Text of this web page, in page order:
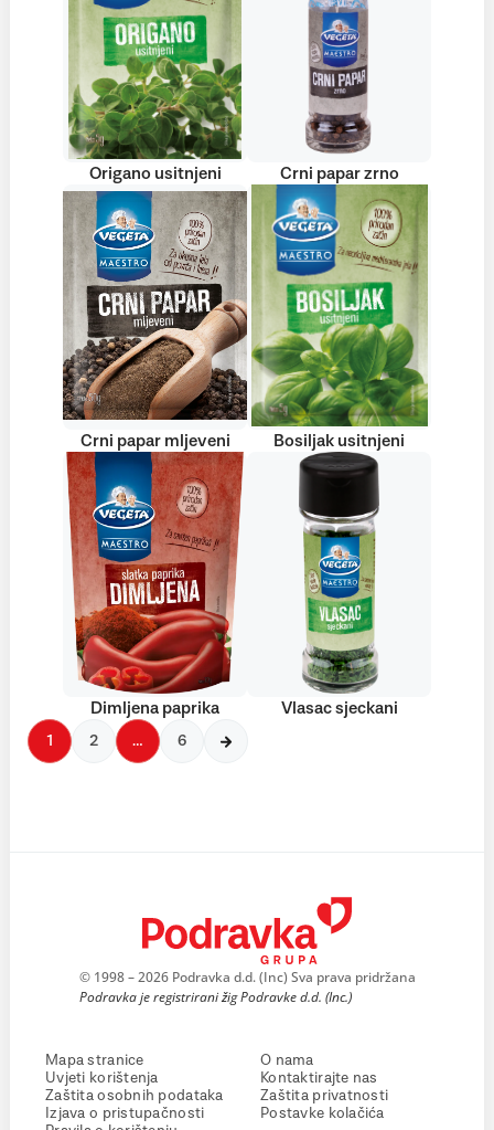
Origano usitnjeni Crni papar zrno
Crni papar mljeveni Bosiljak usitnjeni
Dimljena paprika Vlasac sjeckani
1 2 … 6
© 1998 – 2026 Podravka d.d. (Inc) Sva prava pridržana
Podravka je registrirani žig Podravke d.d. (Inc.)
Mapa stranice
Uvjeti korištenja
Zaštita osobnih podataka
Izjava o pristupačnosti
O nama
Kontaktirajte nas
Zaštita privatnosti
Postavke kolačića